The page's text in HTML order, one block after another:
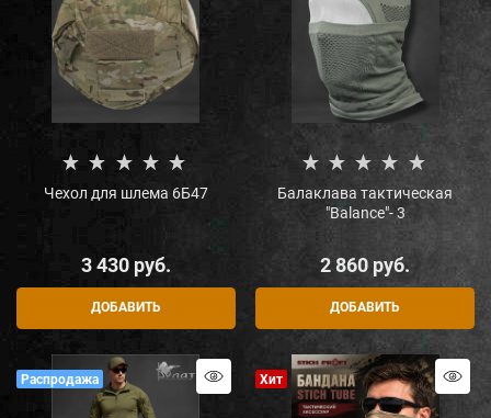
Чехол для шлема 6Б47
3 430 руб.
ДОБАВИТЬ
Балаклава тактическая
"Balance"- 3
2 860 руб.
ДОБАВИТЬ
Распродажа Хит